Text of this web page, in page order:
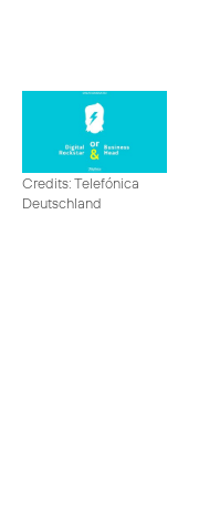
Credits: Telefónica
Deutschland